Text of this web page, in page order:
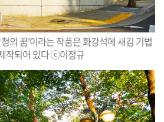
의 꿈'이라는 작품은 화강석에 새김 기법
작되어 있다 ⓒ이정규